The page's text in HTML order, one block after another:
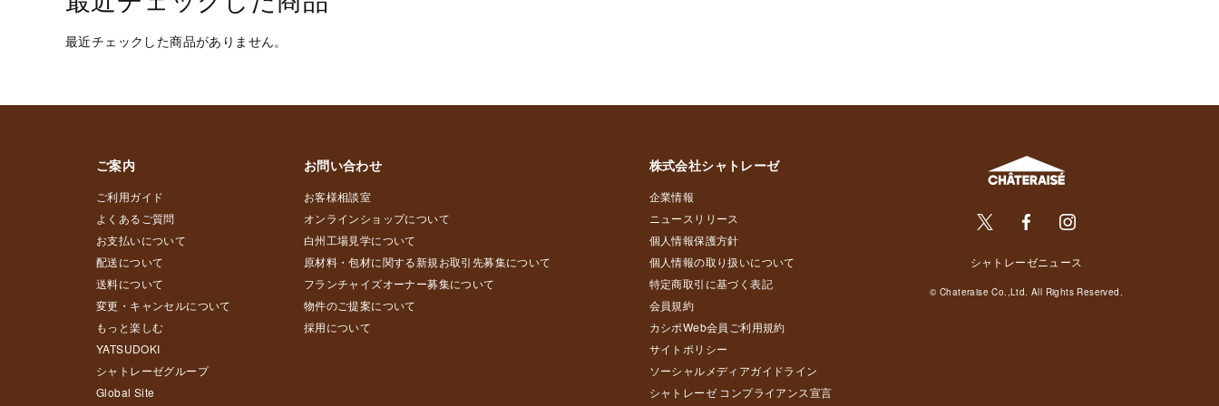
最近チェックした商品がありません。
ご案内
ご利用ガイド
よくあるご質問
お支払いについて
配送について
送料について
変更・キャンセルについて
もっと楽しむ
YATSUDOKI
シャトレーゼグループ
Global Site
お問い合わせ
お客様相談室
オンラインショップについて
白州工場見学について
原材料・包材に関する新規お取引先募集について
フランチャイズオーナー募集について
物件のご提案について
採用について
株式会社シャトレーゼ
企業情報
ニュースリリース
個人情報保護方針
個人情報の取り扱いについて
特定商取引に基づく表記
会員規約
カシポWeb会員ご利用規約
サイトポリシー
ソーシャルメディアガイドライン
シャトレーゼ コンプライアンス宣言
シャトレーゼニュース
© Chateraise Co.,Ltd. All Rights Reserved.